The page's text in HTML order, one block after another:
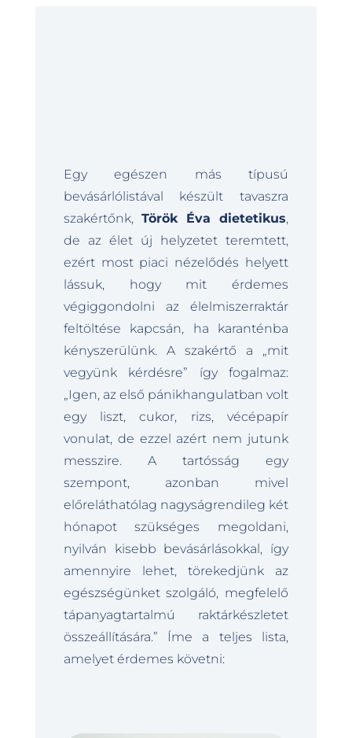
Egy egészen más típusú
bevásárlólistával készült tavaszra
szakértőnk, Török Éva dietetikus,
de az élet új helyzetet teremtett,
ezért most piaci nézelődés helyett
lássuk, hogy mit érdemes
végiggondolni az élelmiszerraktár
feltöltése kapcsán, ha karanténba
kényszerülünk. A szakértő a „mit
vegyünk kérdésre” így fogalmaz:
„Igen, az első pánikhangulatban volt
egy liszt, cukor, rizs, vécépapír
vonulat, de ezzel azért nem jutunk
messzire. A tartósság egy
szempont, azonban mivel
előreláthatólag nagyságrendileg két
hónapot szükséges megoldani,
nyilván kisebb bevásárlásokkal, így
amennyire lehet, törekedjünk az
egészségünket szolgáló, megfelelő
tápanyagtartalmú raktárkészletet
összeállítására.” Íme a teljes lista,
amelyet érdemes követni: